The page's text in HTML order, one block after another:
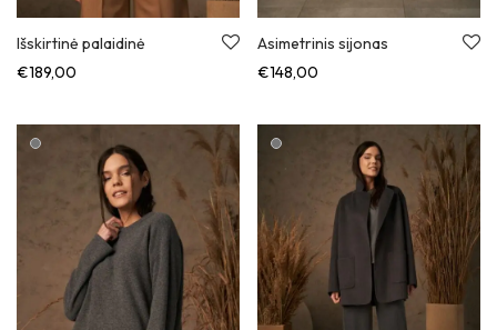
Išskirtinė palaidinė
€189,00
Asimetrinis sijonas
€148,00